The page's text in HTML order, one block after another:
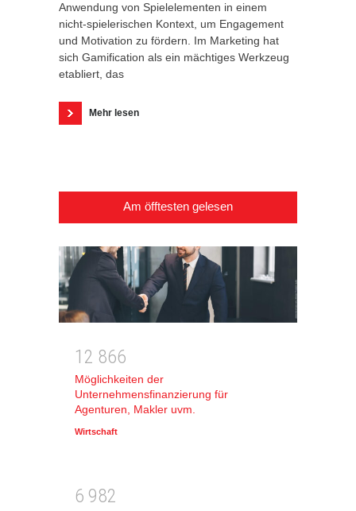
Anwendung von Spielelementen in einem
nicht-spielerischen Kontext, um Engagement
und Motivation zu fördern. Im Marketing hat
sich Gamification als ein mächtiges Werkzeug
etabliert, das
Mehr lesen
Am öfftesten gelesen
1 2 866
Möglichkeiten der
Unternehmensfinanzierung für
Agenturen, Makler uvm.
Wirtschaft
6 982